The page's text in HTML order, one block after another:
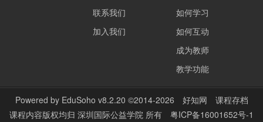
联系我们
加入我们
如何学习
如何互动
成为教师
教学功能
Powered by EduSoho v8.2.20 ©2014-2026 好知网
课程存档
课程内容版权均归 深圳国际公益学院 所有 粤ICP备16001652号-1